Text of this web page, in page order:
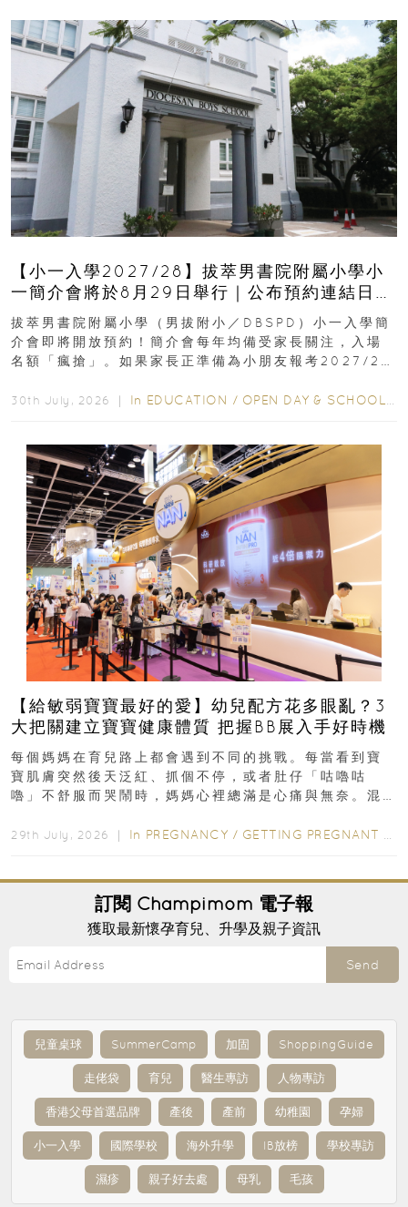
【小一入學2027/28】拔萃男書院附屬小學小
一簡介會將於8月29日舉行｜公布預約連結日期
｜更設有網上重溫
拔萃男書院附屬小學（男拔附小／DBSPD）小一入學簡
介會即將開放預約！簡介會每年均備受家長關注，入場
名額「瘋搶」。如果家長正準備為小朋友報考2027/28
30th July, 2026 ｜ In EDUCATION / OPEN DAY & SCHOOL EVENTS
【給敏弱寶寶最好的愛】幼兒配方花多眼亂？3
大把關建立寶寶健康體質 把握BB展入手好時機
每個媽媽在育兒路上都會遇到不同的挑戰。每當看到寶
寶肌膚突然後天泛紅、抓個不停，或者肚仔「咕嚕咕
嚕」不舒服而哭鬧時，媽媽心裡總滿是心痛與無奈。混
29th July, 2026 ｜ In PREGNANCY / GETTING PREGNANT
訂閱 Champimom 電子報
獲取最新懷孕育兒、升學及親子資訊
Send
兒童桌球 SummerCamp 加固 ShoppingGuide
走佬袋 育兒 醫生專訪 人物專訪
香港父母首選品牌 產後 產前 幼稚園 孕婦
小一入學 國際學校 海外升學 IB放榜 學校專訪
濕疹 親子好去處 母乳 毛孩